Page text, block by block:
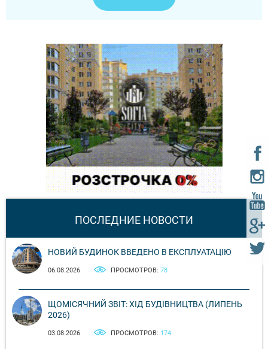
ПОСЛЕДНИЕ НОВОСТИ
НОВИЙ БУДИНОК ВВЕДЕНО В ЕКСПЛУАТАЦІЮ
06.08.2026 ПРОСМОТРОВ: 78
ЩОМІСЯЧНИЙ ЗВІТ: ХІД БУДІВНИЦТВА (ЛИПЕНЬ
2026)
03.08.2026 ПРОСМОТРОВ: 174